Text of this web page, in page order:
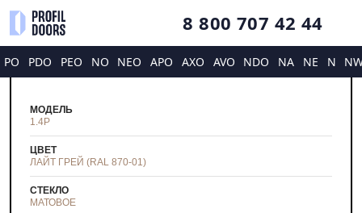
8 800 707 42 44
PO PDO PEO NO NEO APO AXO AVO NDO NA NE N
МОДЕЛЬ
1.4P
ЦВЕТ
ЛАЙТ ГРЕЙ (RAL 870-01)
СТЕКЛО
МАТОВОЕ